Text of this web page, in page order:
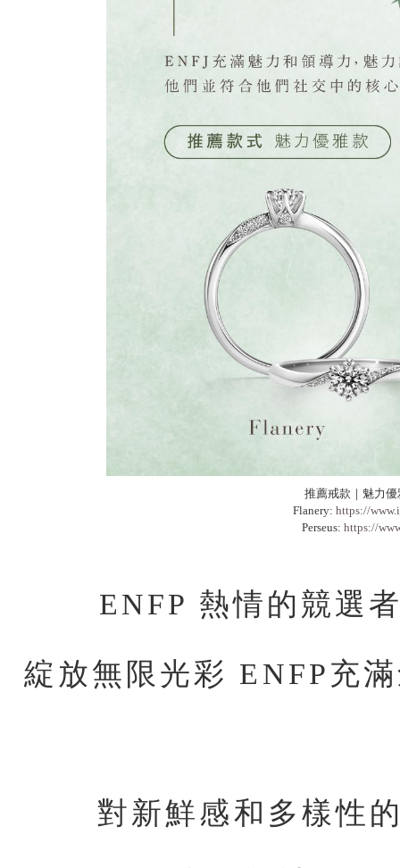
推薦戒款｜魅力
Flanery: https://
Perseus: https://
ENFP 熱情的競選
綻放無限光彩 ENFP充
對新鮮感和多樣性